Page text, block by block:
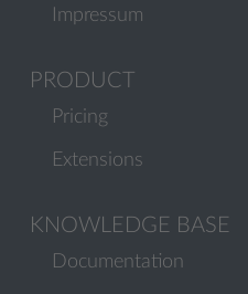
Impressum
PRODUCT
Pricing
Extensions
KNOWLEDGE BASE
Documentation